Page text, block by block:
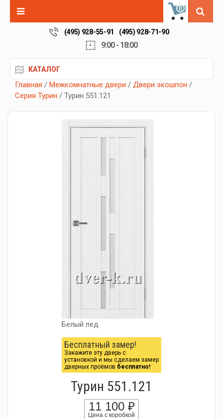
0
(495) 928-55-91 (495) 928-71-90
9:00 - 18:00
КАТАЛОГ
Главная / Межкомнатные двери / Двери экошпон /
Серия Турин / Турин 551.121
Белый лед
Бесплатный замер!
Закажите эту дверь с
установкой и мы сделаем замер
дверных проёмов бесплатно!
Турин 551.121
11 100 ₽
Цена с коробкой